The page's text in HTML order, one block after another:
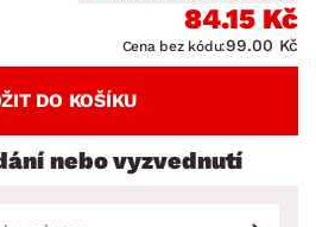
84.15 Kč
Cena bez kódu:99.00 Kč
DO KOŠÍKU
nebo vyzvednutí